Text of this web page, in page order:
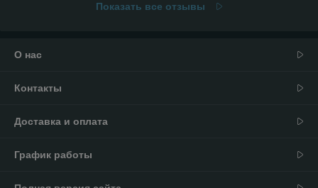
Показать все отзывы
О нас
Контакты
Доставка и оплата
График работы